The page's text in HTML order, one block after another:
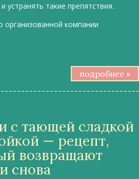
такие препятствия.
компании
подробнее »
с тающей сладкой
— рецепт,
возвращают
снова